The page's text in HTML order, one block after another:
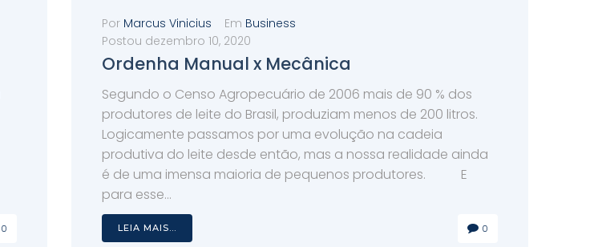
0
Por Marcus Vinicius Em Business
Postou dezembro 10, 2020
Ordenha Manual x Mecânica
Segundo o Censo Agropecuário de 2006 mais de 90 % dos
produtores de leite do Brasil, produziam menos de 200 litros.
Logicamente passamos por uma evolução na cadeia
produtiva do leite desde então, mas a nossa realidade ainda
é de uma imensa maioria de pequenos produtores. E
para esse...
LEIA MAIS... 0